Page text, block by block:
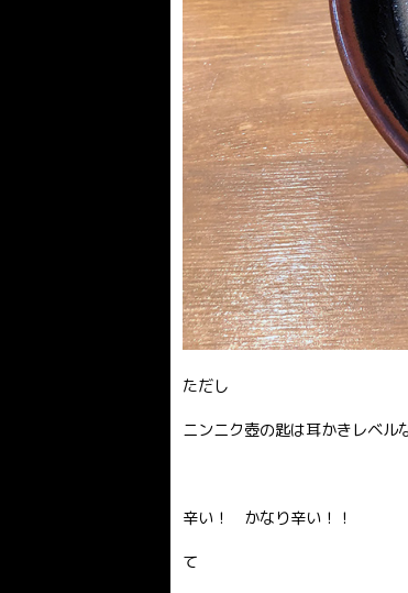
ただし
ニンニク壺の匙は耳かきレベル
辛い！ かなり辛い！！
て